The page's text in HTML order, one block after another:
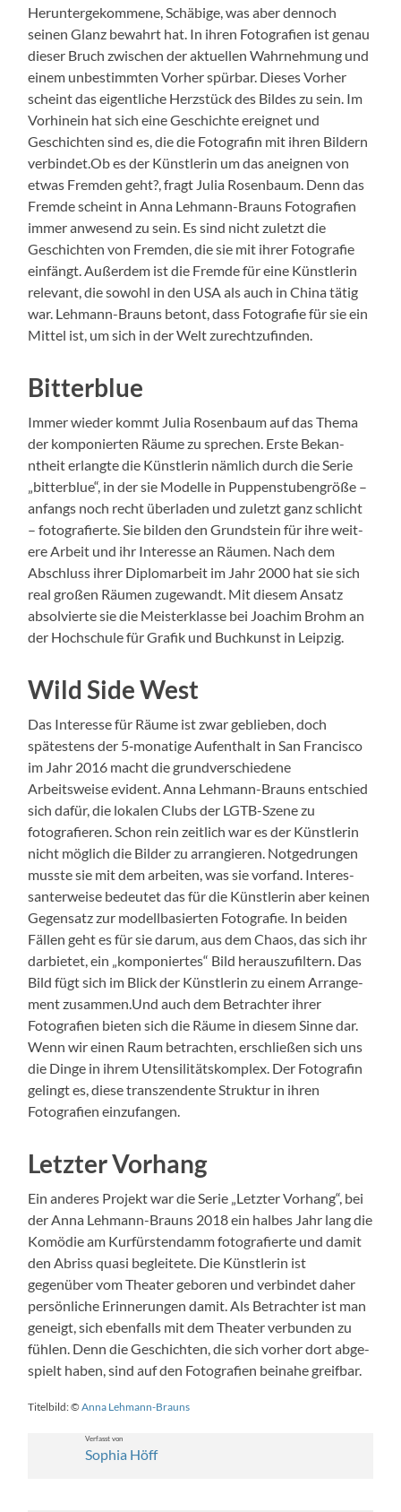
Herun­tergekommene, Schäbige, was aber den­noch
seinen Glanz bewahrt hat. In ihren Fotografien ist genau
dieser Bruch zwis­chen der aktuellen Wahrnehmung und
einem unbes­timmten Vorher spür­bar. Dieses Vorher
scheint das eigentliche Herzstück des Bildes zu sein. Im
Vorhinein hat sich eine Geschichte ereignet und
Geschicht­en sind es, die die Fotografin mit ihren Bildern
verbindet.Ob es der Kün­st­lerin um das aneignen von
etwas Frem­den geht?, fragt Julia Rosen­baum. Denn das
Fremde scheint in Anna Lehmann-Brauns Fotografien
immer anwe­send zu sein. Es sind nicht zulet­zt die
Geschicht­en von Frem­den, die sie mit ihrer Fotografie
ein­fängt. Außer­dem ist die Fremde für eine Kün­st­lerin
rel­e­vant, die sowohl in den USA als auch in Chi­na tätig
war. Lehmann-Brauns betont, dass Fotografie für sie ein
Mit­tel ist, um sich in der Welt zurechtzufind­en.
Bitterblue
Immer wieder kommt Julia Rosen­baum auf das The­ma
der kom­ponierten Räume zu sprechen. Erste Bekan­
ntheit erlangte die Kün­st­lerin näm­lich durch die Serie
„bit­terblue“, in der sie Mod­elle in Pup­pen­stuben­größe –
anfangs noch recht über­laden und zulet­zt ganz schlicht
– fotografierte. Sie bilden den Grund­stein für ihre weit­
ere Arbeit und ihr Inter­esse an Räu­men. Nach dem
Abschluss ihrer Diplo­mar­beit im Jahr 2000 hat sie sich
real großen Räu­men zuge­wandt. Mit diesem Ansatz
absolvierte sie die Meis­terk­lasse bei Joachim Brohm an
der Hochschule für Grafik und Buchkun­st in Leipzig.
Wild Side West
Das Inter­esse für Räume ist zwar geblieben, doch
spätestens der 5‑monatige Aufen­thalt in San Fran­cis­co
im Jahr 2016 macht die grund­ver­schiedene
Arbeitsweise evi­dent. Anna Lehmann-Brauns entsch­ied
sich dafür, die lokalen Clubs der LGTB-Szene zu
fotografieren. Schon rein zeitlich war es der Kün­st­lerin
nicht möglich die Bilder zu arrang­ieren. Notge­drun­gen
musste sie mit dem arbeit­en, was sie vor­fand. Inter­es­
san­ter­weise bedeutet das für die Kün­st­lerin aber keinen
Gegen­satz zur mod­ell­basierten Fotografie. In bei­den
Fällen geht es für sie darum, aus dem Chaos, das sich ihr
dar­bi­etet, ein „kom­poniertes“ Bild her­auszu­fil­tern. Das
Bild fügt sich im Blick der Kün­st­lerin zu einem Arrange­
ment zusammen.Und auch dem Betra­chter ihrer
Fotografien bieten sich die Räume in diesem Sinne dar.
Wenn wir einen Raum betra­cht­en, erschließen sich uns
die Dinge in ihrem Uten­sil­ität­skom­plex. Der Fotografin
gelingt es, diese tran­szen­dente Struk­tur in ihren
Fotografien einz­u­fan­gen.
Letzter Vorhang
Ein anderes Pro­jekt war die Serie „Let­zter Vorhang“, bei
der Anna Lehmann-Brauns 2018 ein halbes Jahr lang die
Komödie am Kur­fürs­ten­damm fotografierte und damit
den Abriss qua­si begleit­ete. Die Kün­st­lerin ist
gegenüber vom The­ater geboren und verbindet daher
per­sön­liche Erin­nerun­gen damit. Als Betra­chter ist man
geneigt, sich eben­falls mit dem The­ater ver­bun­den zu
fühlen. Denn die Geschicht­en, die sich vorher dort abge­
spielt haben, sind auf den Fotografien beina­he greif­bar.
Titel­bild: ©Anna Lehmann-Brauns
Ver­fasst von
Sophia Höff